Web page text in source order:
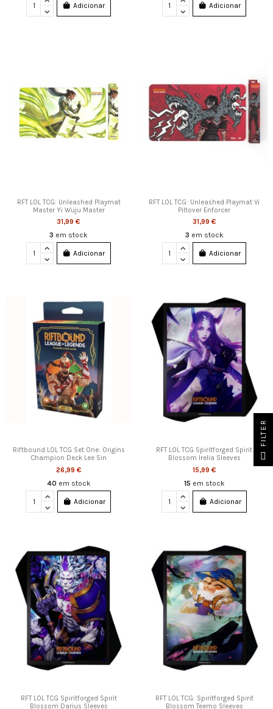
Adicionar Adicionar
RFT LOL TCG: Unleashed Playmat
Master Yi Wuju Master
31,99 €
3 em stock
Adicionar
RFT LOL TCG: Unleashed Playmat Vi
Piltover Enforcer
31,99 €
3 em stock
Adicionar
Riftbound LOL TCG Set One: Origins
Champion Deck Lee Sin
26,99 €
40 em stock
Adicionar
RFT LOL TCG Spiritforged Spirit
Blossom Irelia Sleeves
15,99 €
15 em stock
Adicionar
RFT LOL TCG Spiritforged Spirit
Blossom Darius Sleeves
RFT LOL TCG: Spiritforged Spirit
Blossom Teemo Sleeves
FILTER